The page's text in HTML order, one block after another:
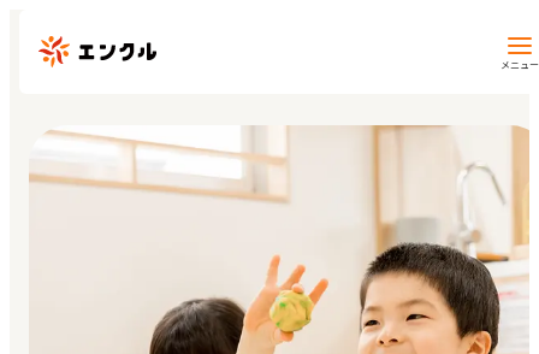
メニュー
保育園・幼稚園を探す
地域から探す